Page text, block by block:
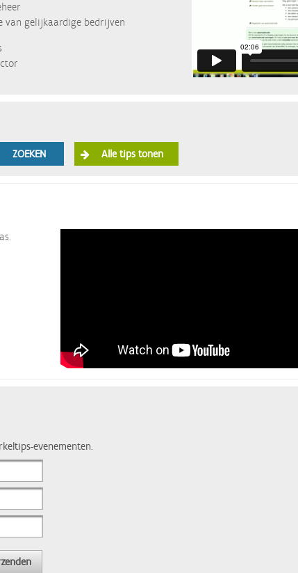
van gelijkaardige bedrijven
ZOEKEN Alle tips tonen
evenementen.